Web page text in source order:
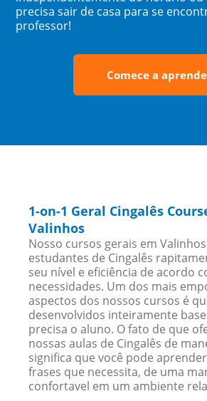
precisa sair de casa para se
professor!
Comece a
1-on-1 Geral Cingalês
Valinhos
Nosso cursos gerais em
estudantes de Cingalês
seu nível e eficiência de acordo
necessidades. Um dos mais
aspectos dos nossos cursos é
desenvolvidos inteiramente
precisa o aluno. O fato de que
nossas aulas de Cingalês de
significa que você pode
frases que necessita, de uma
confortavel em um ambiente